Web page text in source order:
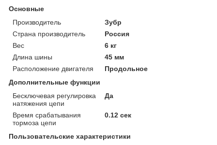
Основные
Производитель
Зубр
Страна производитель
Россия
Вес
6 кг
Длина шины
45 мм
Расположение двигателя
Продольное
Дополнительные функции
Бесключевая регулировка
натяжения цепи
Да
Время срабатывания
тормоза цепи
0.12 сек
Пользовательские характеристики